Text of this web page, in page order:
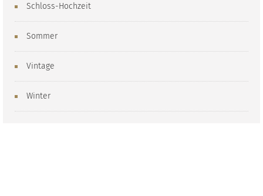
Schloss-Hochzeit
Sommer
Vintage
Winter